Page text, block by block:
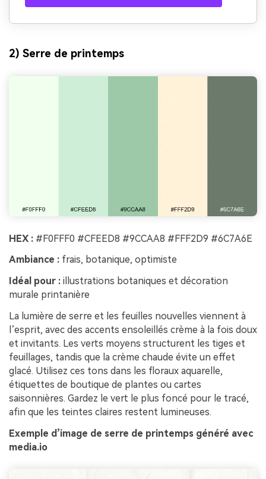
2) Serre de printemps
HEX : #F0FFF0 #CFEED8 #9CCAA8 #FFF2D9 #6C7A6E
Ambiance : frais, botanique, optimiste
Idéal pour : illustrations botaniques et décoration
murale printanière
La lumière de serre et les feuilles nouvelles viennent à
l’esprit, avec des accents ensoleillés crème à la fois doux
et invitants. Les verts moyens structurent les tiges et
feuillages, tandis que la crème chaude évite un effet
glacé. Utilisez ces tons dans les floraux aquarelle,
étiquettes de boutique de plantes ou cartes
saisonnières. Gardez le vert le plus foncé pour le tracé,
afin que les teintes claires restent lumineuses.
Exemple d’image de serre de printemps généré avec
media.io